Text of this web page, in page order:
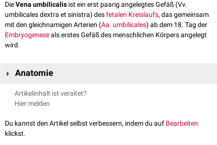
DieVena umbilicalis ist ein erst paarig angelegtes Gefäß (Vv.
umbilicales dextra et sinistra) desfetalen Kreislaufs, das gemeinsam
mit den gleichnamigen Arterien (Aa. umbilicales) ab dem 18. Tag der
Embryogeneseals erstes Gefäß des menschlichen Körpers angelegt
wird.
Anatomie
Die Vv. umbilicales bilden die Fortsetzung der Nabelschnurvene (
umbilicalis impar
Arantii) und die
Vena portae zur Vena cava inferior
. Das Gefäß ist nur für
kurze Zeit paarig angelegt. Die rechte Nabelvene degeneriert rasch,
Artikelinhalt ist veraltet?
Hier melden
Du kannst den Artikel selbst verbessern, indem du auf Bearbeiten
klickst.